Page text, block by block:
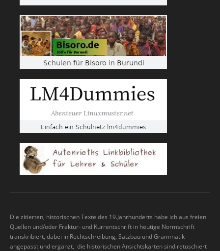
Die zitierten, historischen Texte des 19.Jahrhunderts habe ich aus freien
Quellen und/oder Fraktur- und Kurrentschrift in heutige Normschrift
transkribiert, dabei in Rechtschreibung, Satzbau und Grammatik
angepasst und ergänzt, die historischen Ansichtskarten sind retuschiert